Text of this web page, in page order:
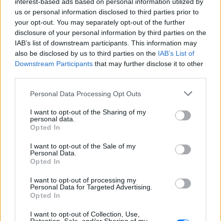
us or personal information disclosed to third parties prior to
your opt-out. You may separately opt-out of the further
disclosure of your personal information by third parties on the
IAB’s list of downstream participants. This information may
also be disclosed by us to third parties on the IAB’s List of
Downstream Participants that may further disclose it to other
Personal Data Processing Opt Outs
I want to opt-out of the Sharing of my
personal data.
Opted In
I want to opt-out of the Sale of my
Personal Data.
Opted In
I want to opt-out of processing my
Personal Data for Targeted Advertising.
Opted In
I want to opt-out of Collection, Use,
φωτογραφίες με μαγιό στην
παραλία
ΣΉΜΕΡΑ
Μέσα από ανάρτηση στο Instagram
μοιράστηκε στιγμές από τις
καλοκαιρινές της διακοπές στο νησί των
ανέμων
φωτογραφίες με τους γιους
της – Η στιγμή του θηλασμού
και οι μέρες χωρίς πρόγραμμα
Η πρώην παίκτρια του «My Style Rocks»
και ο Τζίμης Σταθοκωστόπουλος
Στέφανος Τσιτσιπάς: Αγκαλιά
με τη σύντροφό του στην
έξοδος για δείπνο